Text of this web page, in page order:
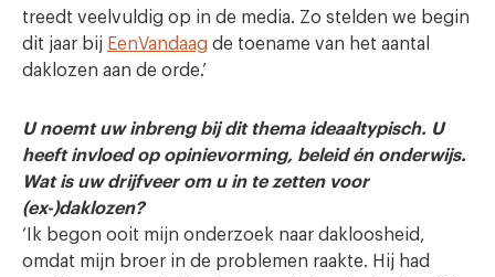
treedt veelvuldig op in de media. Zo stelden we begin
dit jaar bij EenVandaag de toename van het aantal
daklozen aan de orde.’
U noemt uw inbreng bij dit thema ideaaltypisch. U
heeft invloed op opinievorming, beleid én onderwijs.
Wat is uw drijfveer om u in te zetten voor
(ex-)daklozen?
‘Ik begon ooit mijn onderzoek naar dakloosheid,
omdat mijn broer in de problemen raakte. Hij had